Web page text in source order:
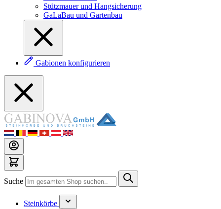
Stützmauer und Hangsicherung
GaLaBau und Gartenbau
Gabionen konfigurieren
Suche
Steinkörbe